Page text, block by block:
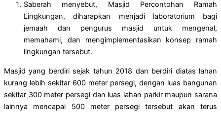
Saberah menyebut, Masjid Percontohan Ramah
Lingkungan, diharapkan menjadi laboratorium bagi
jemaah dan pengurus masjid untuk mengenal,
memahami, dan mengimplementasikan konsep ramah
lingkungan tersebut.
Masjid yang berdiri sejak tahun 2018 dan berdiri diatas lahan
kurang lebih sekitar 600 meter persegi, dengan luas bangunan
sekitar 300 meter persegi dan luas lahan parkir maupun sarana
lainnya mencapai 500 meter persegi tersebut akan terus